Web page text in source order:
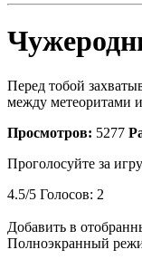
Перед тобой
между метеоритами
Просмотров: 5277
Проголосуйте за
4.5/5 Голосов: 2
Добавить в
Полноэкранный